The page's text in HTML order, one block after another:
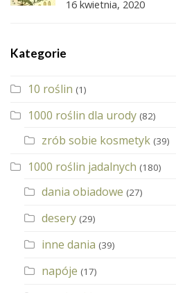
16 kwietnia, 2020
Kategorie
10 roślin (1)
1000 roślin dla urody (82)
zrób sobie kosmetyk (39)
1000 roślin jadalnych (180)
dania obiadowe (27)
desery (29)
inne dania (39)
napóje (17)